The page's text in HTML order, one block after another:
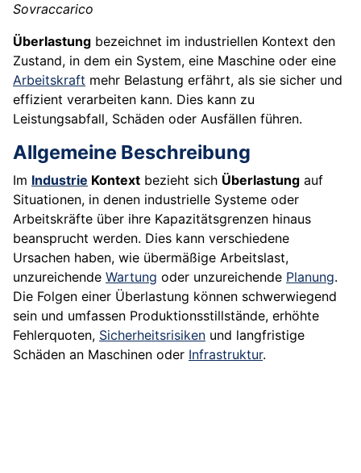
Sovraccarico
Überlastung bezeichnet im industriellen Kontext den
Zustand, in dem ein System, eine Maschine oder eine
Arbeitskraft mehr Belastung erfährt, als sie sicher und
effizient verarbeiten kann. Dies kann zu
Leistungsabfall, Schäden oder Ausfällen führen.
Allgemeine Beschreibung
Im Industrie Kontext bezieht sich Überlastung auf
Situationen, in denen industrielle Systeme oder
Arbeitskräfte über ihre Kapazitätsgrenzen hinaus
beansprucht werden. Dies kann verschiedene
Ursachen haben, wie übermäßige Arbeitslast,
unzureichende Wartung oder unzureichende Planung.
Die Folgen einer Überlastung können schwerwiegend
sein und umfassen Produktionsstillstände, erhöhte
Fehlerquoten, Sicherheitsrisiken und langfristige
Schäden an Maschinen oder Infrastruktur.